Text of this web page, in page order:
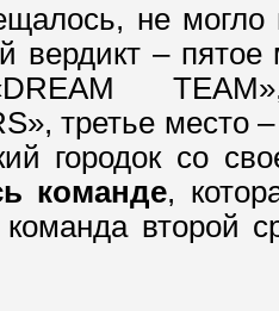
не
вердикт –
«DREAM
третье место
городок со
команде,
второй